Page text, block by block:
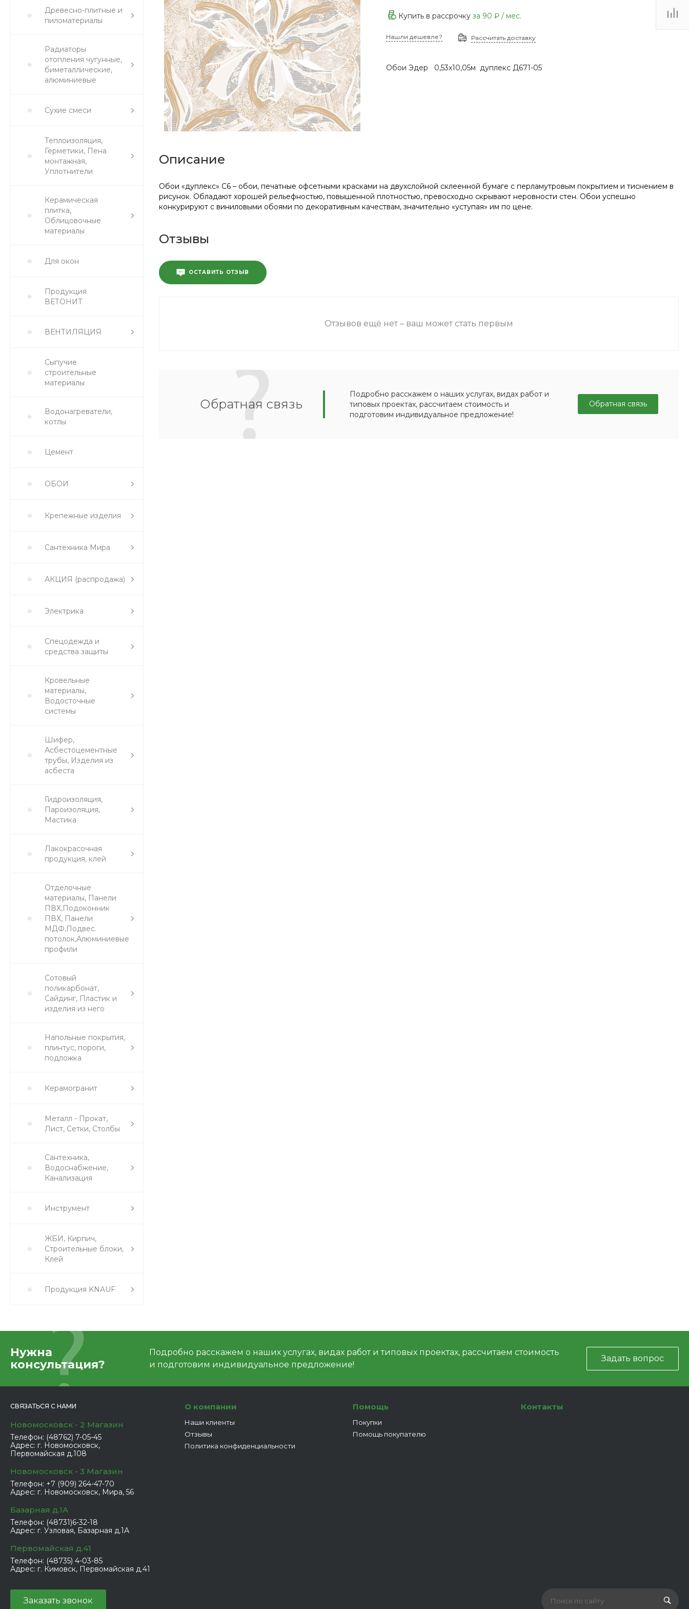
Древесно-плитные и
пиломатериалы
Радиаторы
отопления чугунные,
биметаллические,
алюминиевые
Сухие смеси
Теплоизоляция,
Герметики, Пена
монтажная,
Уплотнители
Керамическая
плитка,
Облицовочные
материалы
Для окон
Продукция
ВЕТОНИТ
ВЕНТИЛЯЦИЯ
Сыпучие
строительные
материалы
Водонагреватели,
котлы
Цемент
ОБОИ
Крепежные изделия
Сантехника Мира
АКЦИЯ (распродажа)
Электрика
Спецодежда и
средства защиты
Кровельные
материалы,
Водосточные
системы
Шифер,
Асбестоцементные
трубы, Изделия из
асбеста
Гидроизоляция,
Пароизоляция,
Мастика
Лакокрасочная
продукция, клей
Отделочные
материалы, Панели
ПВХ,Подоконник
ПВХ, Панели
МДФ,Подвес.
потолок,Алюминиевые
профили
Сотовый
поликарбонат,
Сайдинг, Пластик и
изделия из него
Напольные покрытия,
плинтус, пороги,
подложка
Керамогранит
Металл - Прокат,
Лист, Сетки, Столбы
Сантехника,
Водоснабжение,
Канализация
Инструмент
ЖБИ, Кирпич,
Строительные блоки,
Клей
Продукция KNAUF
Купить в рассрочку за 90 ₽/ мес.
Нашли дешевле? Рассчитать доставку
Обои Эдер 0,53х10,05м дуплекс Д671-05
Описание
Обои «дуплекс» С6 – обои, печатные офсетными красками на двухслойной склеенной бумаге с перламутровым покрытием и тиснением в
рисунок. Обладают хорошей рельефностью, повышенной плотностью, превосходно скрывают неровности стен. Обои успешно
конкурируют с виниловыми обоями по декоративным качествам, значительно «уступая» им по цене.
Отзывы
ОСТАВИТЬ ОТЗЫВ
Отзывов ещё нет – ваш может стать первым
Обратная связь
Подробно расскажем о наших услугах, видах работ и
типовых проектах, рассчитаем стоимость и
подготовим индивидуальное предложение!
Обратная связь
Нужна
консультация?
Подробно расскажем о наших услугах, видах работ и типовых проектах, рассчитаем стоимость
и подготовим индивидуальное предложение!
Задать вопрос
СВЯЗАТЬСЯ С НАМИ
Новомосковск - 2 Магазин
Телефон: (48762) 7-05-45
Адрес: г. Новомосковск,
Первомайская д.108
Новомосковск - 3 Магазин
Телефон: +7 (909) 264-47-70
Адрес: г. Новомосковск, Мира, 56
Базарная д.1А
Телефон: (48731)6-32-18
Адрес: г. Узловая, Базарная д.1А
Первомайская д.41
Телефон: (48735) 4-03-85
Адрес: г. Кимовск, Первомайская д.41
О компании
Наши клиенты
Отзывы
Политика конфиденциальности
Помощь
Покупки
Помощь покупателю
Контакты
Заказать звонок